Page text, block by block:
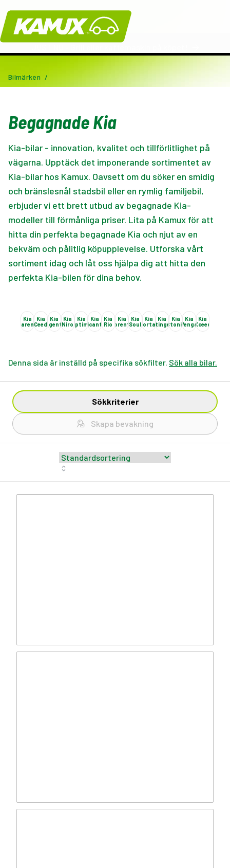
Kamux
Bilmärken /
Begagnade Kia
Kia-bilar - innovation, kvalitet och tillförlitlighet på
vägarna. Upptäck det imponerande sortimentet av
Kia-bilar hos Kamux. Oavsett om du söker en smidig
och bränslesnål stadsbil eller en rymlig familjebil,
erbjuder vi ett brett utbud av begagnade Kia-
modeller till förmånliga priser. Lita på Kamux för att
hitta din perfekta begagnade Kia och njut av en
bekväm och pålitlig köpupplevelse. Utforska vårt
sortiment idag och låt oss hjälpa dig att hitta den
perfekta Kia-bilen för dina behov.
Kia
Carens
Kia
Ceed
Kia
Magentis
Kia
Niro
Kia
Optima
Kia
Picanto
Kia
Rio
Kia
Sorento
Kia
Soul
Kia
Sportage
Kia
Stinger
Kia
Stonic
Kia
Venga
Kia
Xceed
Denna sida är inställd på specifika sökfilter. Sök alla bilar.
Sökkriterier
Skapa bevakning